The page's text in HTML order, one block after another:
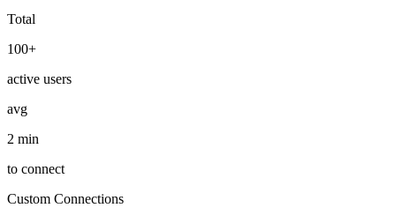
Total
100+
active users
avg
2 min
to connect
Custom Connections